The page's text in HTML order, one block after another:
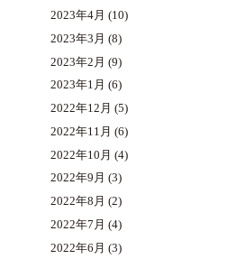
2023年4月 (10)
2023年3月 (8)
2023年2月 (9)
2023年1月 (6)
2022年12月 (5)
2022年11月 (6)
2022年10月 (4)
2022年9月 (3)
2022年8月 (2)
2022年7月 (4)
2022年6月 (3)